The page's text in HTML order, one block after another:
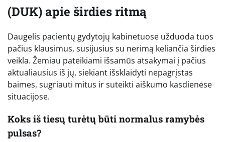
(DUK) apie širdies ritmą
Daugelis pacientų gydytojų kabinetuose užduoda tuos
pačius klausimus, susijusius su nerimą keliančia širdies
veikla. Žemiau pateikiami išsamūs atsakymai į pačius
aktualiausius iš jų, siekiant išsklaidyti nepagrįstas
baimes, sugriauti mitus ir suteikti aiškumo kasdienėse
situacijose.
Koks iš tiesų turėtų būti normalus ramybės
pulsas?